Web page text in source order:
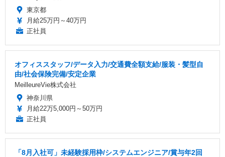
東京都
月給25万円～40万円
正社員
オフィススタッフ/データ入力/交通費全額支給/服装・髪型自
由/社会保険完備/安定企業
MeilleureVie株式会社
神奈川県
月給22万5,000円～50万円
正社員
「8月入社可」未経験採用枠/システムエンジニア/賞与年2回